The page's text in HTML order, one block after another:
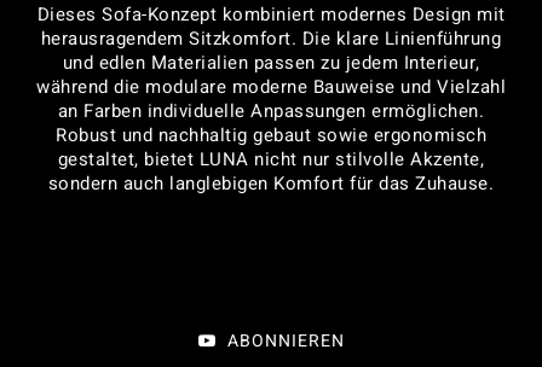
Dieses Sofa-Konzept kombiniert modernes Design mit
herausragendem Sitzkomfort. Die klare Linienführung
und edlen Materialien passen zu jedem Interieur,
während die modulare moderne Bauweise und Vielzahl
an Farben individuelle Anpassungen ermöglichen.
Robust und nachhaltig gebaut sowie ergonomisch
gestaltet, bietet LUNA nicht nur stilvolle Akzente,
sondern auch langlebigen Komfort für das Zuhause.
ABONNIEREN